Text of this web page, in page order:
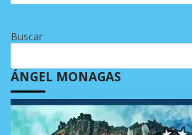
Buscar
ÁNGEL MONAGAS